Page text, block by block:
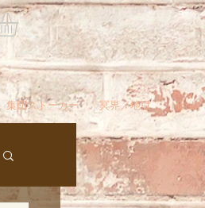
集団ストーカー 冥界／地獄 More